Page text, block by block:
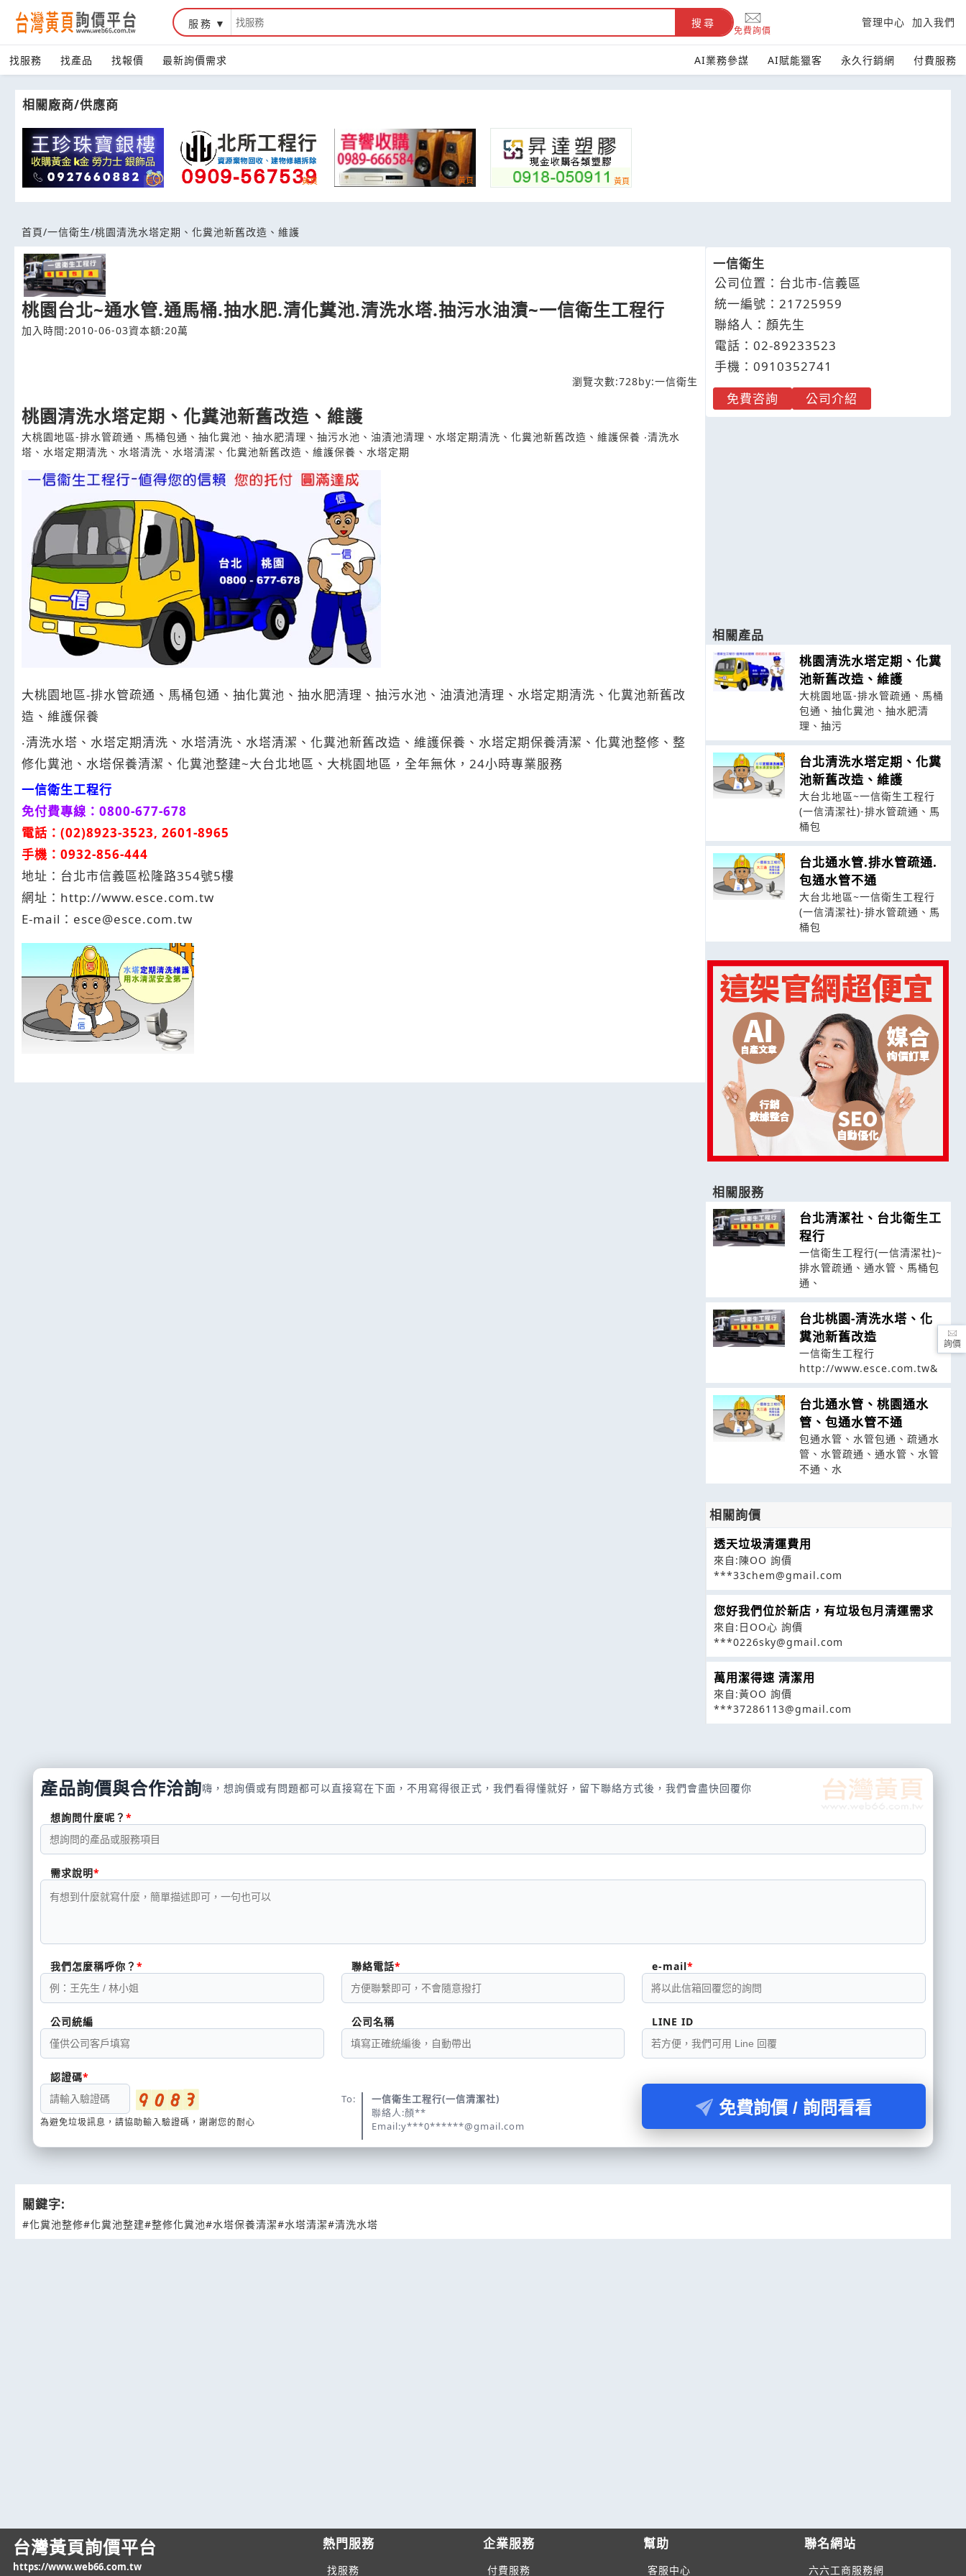
台灣黃頁詢價平台
服務 搜尋
免費詢價
管理中心 加入我們
找服務 找產品 找報價 最新詢價需求 AI業務參謀 AI賦能獵客 永久行銷網 付費服務
相關廠商/供應商
首頁/一信衛生/桃園清洗水塔定期、化糞池新舊改造、維護
桃園台北~通水管.通馬桶.抽水肥.清化糞池.清洗水塔.抽污水油漬~一信衛生工程行
加入時間:2010-06-03資本額:20萬
瀏覽次數:728by:一信衛生
桃園清洗水塔定期、化糞池新舊改造、維護
大桃園地區-排水管疏通、馬桶包通、抽化糞池、抽水肥清理、抽污水池、油漬池清理、水塔定期清洗、化糞池新舊改造、維護保養 ‧清洗水
塔、水塔定期清洗、水塔清洗、水塔清潔、化糞池新舊改造、維護保養、水塔定期
大桃園地區-排水管疏通、馬桶包通、抽化糞池、抽水肥清理、抽污水池、油漬池清理、水塔定期清洗、化糞池新舊改
造、維護保養
‧清洗水塔、水塔定期清洗、水塔清洗、水塔清潔、化糞池新舊改造、維護保養、水塔定期保養清潔、化糞池整修、整
修化糞池、水塔保養清潔、化糞池整建~大台北地區、大桃園地區，全年無休，24小時專業服務
一信衛生工程行
免付費專線：0800-677-678
電話：(02)8923-3523, 2601-8965
手機：0932-856-444
地址：台北市信義區松隆路354號5樓
網址：http://www.esce.com.tw
E-mail：esce@esce.com.tw
一信衛生
公司位置：台北市-信義區
統一編號：21725959
聯絡人：顏先生
電話： 02-89233523
手機： 0910352741
免費咨詢
公司介紹
相關產品
桃園清洗水塔定期、化糞
池新舊改造、維護
大桃園地區-排水管疏通、馬桶
包通、抽化糞池、抽水肥清
理、抽污
台北清洗水塔定期、化糞
池新舊改造、維護
大台北地區~一信衛生工程行
(一信清潔社)-排水管疏通、馬
桶包
台北通水管.排水管疏通.
包通水管不通
大台北地區~一信衛生工程行
(一信清潔社)-排水管疏通、馬
桶包
相關服務
台北清潔社、台北衛生工
程行
一信衛生工程行(一信清潔社)~
排水管疏通、通水管、馬桶包
通、
台北桃園-清洗水塔、化
糞池新舊改造
一信衛生工程行
http://www.esce.com.tw&
台北通水管、桃園通水
管、包通水管不通
包通水管、水管包通、疏通水
管、水管疏通、通水管、水管
不通、水
相關詢價
透天垃圾清運費用
來自:陳OO 詢價
***33chem@gmail.com
您好我們位於新店，有垃圾包月清運需求
來自:日OO心 詢價
***0226sky@gmail.com
萬用潔得速 清潔用
來自:黃OO 詢價
***37286113@gmail.com
產品詢價與合作洽詢嗨，想詢價或有問題都可以直接寫在下面，不用寫得很正式，我們看得懂就好，留下聯絡方式後，我們會盡快回覆你
想詢問什麼呢？
需求說明
我們怎麼稱呼你？ 聯絡電話 e-mail
公司統編 公司名稱 LINE ID
認證碼
為避免垃圾訊息，請協助輸入驗證碼，謝謝您的耐心
To:
一信衛生工程行(一信清潔社)
聯絡人:顏**
Email:y***0******@gmail.com
免費詢價 / 詢問看看
關鍵字:
#化糞池整修#化糞池整建#整修化糞池#水塔保養清潔#水塔清潔#清洗水塔
台灣黃頁詢價平台
https://www.web66.com.tw
熱門服務
找服務
企業服務
付費服務
幫助
客服中心
聯名網站
六六工商服務網
詢價